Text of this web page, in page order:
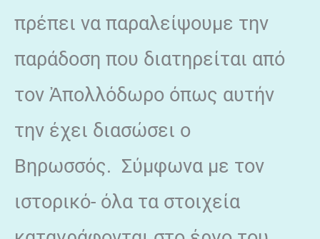
πρέπει να παραλείψουμε την
παράδοση που διατηρείται από
τον Ἀπολλόδωρο όπως αυτήν
την έχει διασώσει ο
Βηρωσσός. Σύμφωνα με τον
ιστορικό- όλα τα στοιχεία